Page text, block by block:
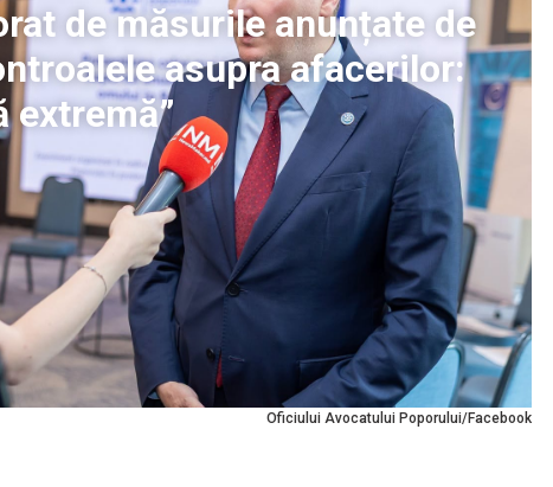
Oficiului Avocatului Poporului/Facebook
de măsurile anunțate de
asupra afacerilor:
extremă”